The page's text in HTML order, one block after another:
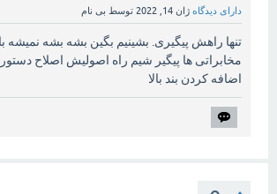
دارای دیدگاه ژان 14, 2022 توسط بی نام
تنها راهش پیگیری. بشینیم بگین بشه بشه نمیشه
مخابراتی ها پیگیر شیم راه اصولیش اصلاح
اضافه کردن بند بالا